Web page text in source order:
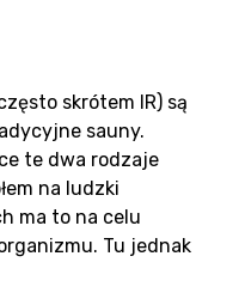
skrótem IR) są
sauny.
te dwa rodzaje
na ludzki
ma to na celu
Tu jednak